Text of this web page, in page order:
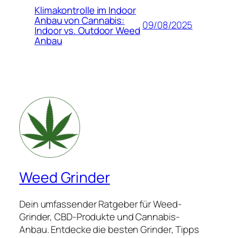
Klimakontrolle im Indoor
Anbau von Cannabis:
Indoor vs. Outdoor Weed
Anbau
09/08/2025
Weed Grinder
Dein umfassender Ratgeber für Weed-
Grinder, CBD-Produkte und Cannabis-
Anbau. Entdecke die besten Grinder, Tipps